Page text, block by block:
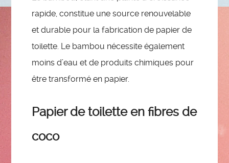
rapide, constitue une source renouvelable
et durable pour la fabrication de papier de
toilette. Le bambou nécessite également
moins d’eau et de produits chimiques pour
être transformé en papier.
Papier de toilette en fibres de
coco